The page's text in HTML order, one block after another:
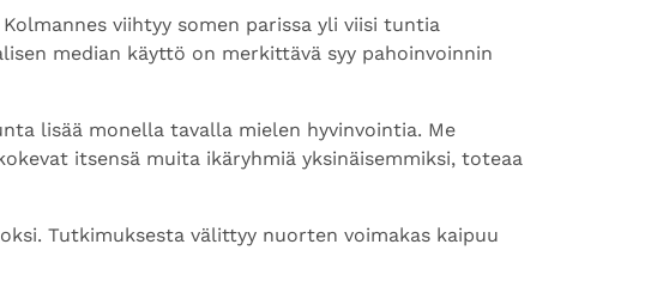
viihtyy somen parissa yli viisi tuntia
median käyttö on merkittävä syy pahoinvoinnin
lisää monella tavalla mielen hyvinvointia. Me
itsensä muita ikäryhmiä yksinäisemmiksi, toteaa
Tutkimuksesta välittyy nuorten voimakas kaipuu